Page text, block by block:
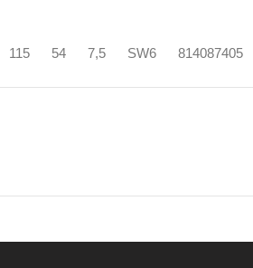
115 54 7,5 SW6 814087405